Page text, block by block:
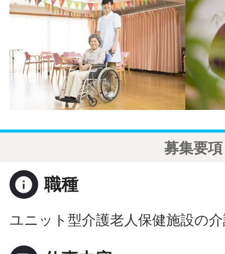
募集要項
info 職種
ユニット型介護老人保健施設の